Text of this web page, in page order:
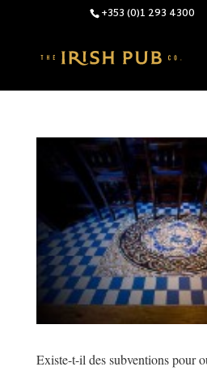
+353 (0)1 293 4300
Existe-t-il des subventions pour